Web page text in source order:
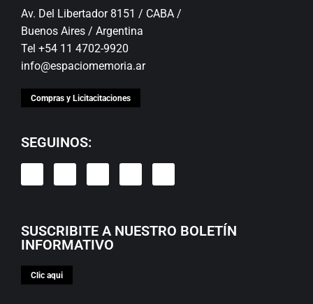
Av. Del Libertador 8151 / CABA /
Buenos Aires / Argentina
Tel +54 11 4702-9920
info@espaciomemoria.ar
Compras y Licitacitaciones
SEGUINOS:
SUSCRIBITE A NUESTRO BOLETÍN
INFORMATIVO
Clic aqui